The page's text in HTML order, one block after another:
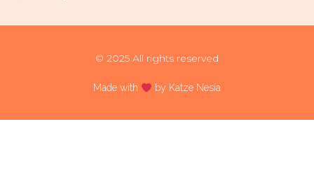
© 2025 All rights reserved
Made with by Katze Nesia